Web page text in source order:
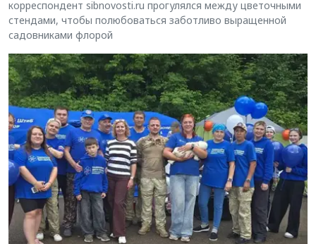
корреспондент sibnovosti.ru прогулялся между цветочными
стендами, чтобы полюбоваться заботливо выращенной
садовниками флорой